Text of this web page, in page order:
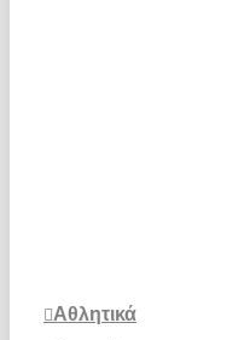
Αθλητικά